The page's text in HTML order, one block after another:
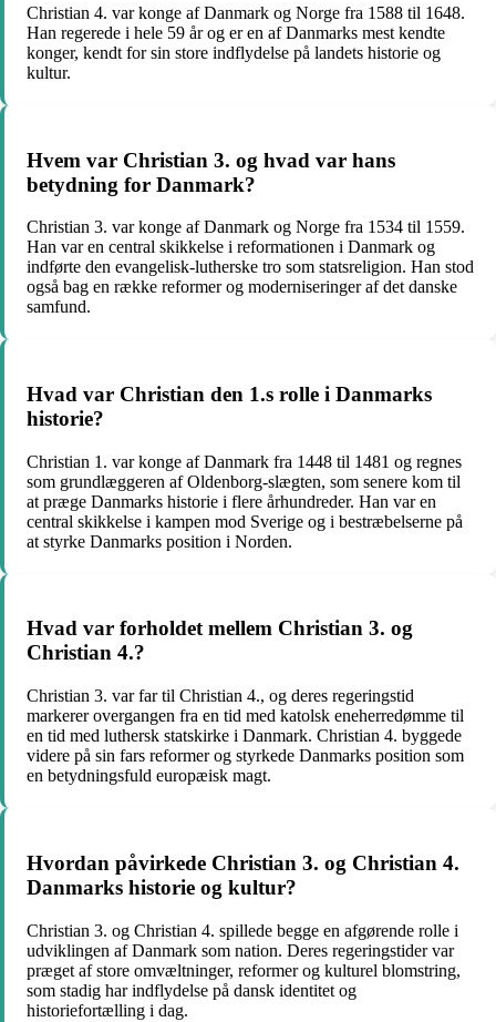
Christian 4. var konge af Danmark og Norge fra 1588 til 1648.
Han regerede i hele 59 år og er en af Danmarks mest kendte
konger, kendt for sin store indflydelse på landets historie og
kultur.
Hvem var Christian 3. og hvad var hans
betydning for Danmark?
Christian 3. var konge af Danmark og Norge fra 1534 til 1559.
Han var en central skikkelse i reformationen i Danmark og
indførte den evangelisk-lutherske tro som statsreligion. Han stod
også bag en række reformer og moderniseringer af det danske
samfund.
Hvad var Christian den 1.s rolle i Danmarks
historie?
Christian 1. var konge af Danmark fra 1448 til 1481 og regnes
som grundlæggeren af Oldenborg-slægten, som senere kom til
at præge Danmarks historie i flere århundreder. Han var en
central skikkelse i kampen mod Sverige og i bestræbelserne på
at styrke Danmarks position i Norden.
Hvad var forholdet mellem Christian 3. og
Christian 4.?
Christian 3. var far til Christian 4., og deres regeringstid
markerer overgangen fra en tid med katolsk eneherredømme til
en tid med luthersk statskirke i Danmark. Christian 4. byggede
videre på sin fars reformer og styrkede Danmarks position som
en betydningsfuld europæisk magt.
Hvordan påvirkede Christian 3. og Christian 4.
Danmarks historie og kultur?
Christian 3. og Christian 4. spillede begge en afgørende rolle i
udviklingen af Danmark som nation. Deres regeringstider var
præget af store omvæltninger, reformer og kulturel blomstring,
som stadig har indflydelse på dansk identitet og
historiefortælling i dag.